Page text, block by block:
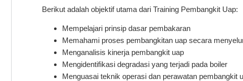
Berikut adalah objektif utama dari Training Pembangkit Uap:
Mempelajari prinsip dasar pembakaran
Memahami proses pembangkitan uap secara
Menganalisis kinerja pembangkit uap
Mengidentifikasi degradasi yang terjadi pada boiler
Menguasai teknik operasi dan perawatan pembangkit